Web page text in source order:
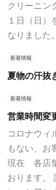
クリーニン
１日（日）
なりました
新着情報
夏物の汗抜
新着情報
営業時間変
コロナウィ
もない、お
現在 各店
おります。